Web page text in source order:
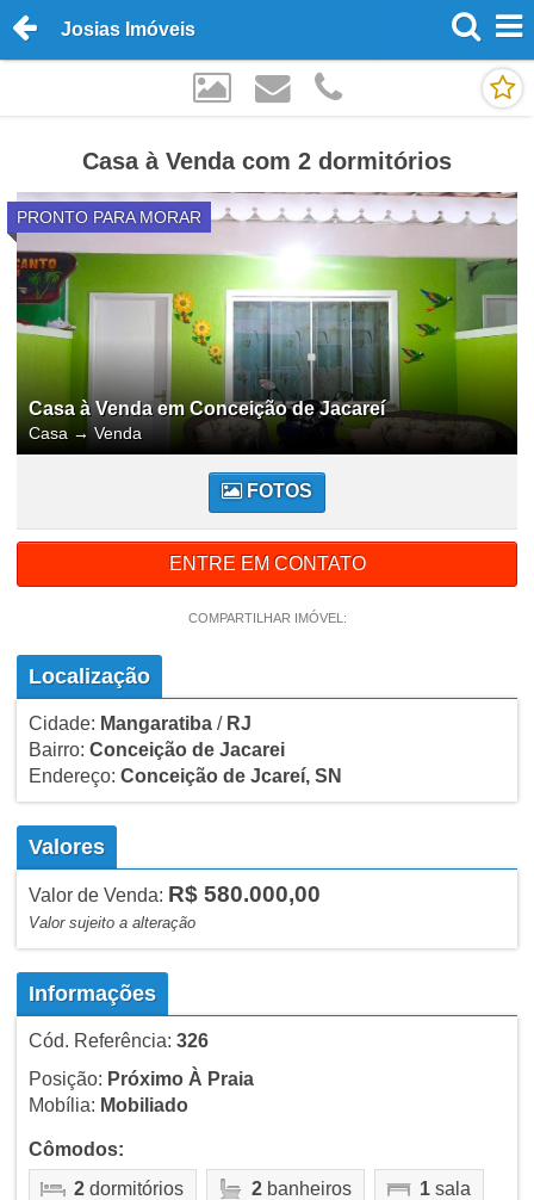
Josias Imóveis
Casa à Venda com 2 dormitórios
PRONTO PARA MORAR
Casa à Venda em Conceição de Jacareí
Casa → Venda
FOTOS
ENTRE EM CONTATO
COMPARTILHAR IMÓVEL:
Localização
Cidade: Mangaratiba/ RJ
Bairro: Conceição de Jacarei
Endereço: Conceição de Jcareí, SN
Valores
Valor de Venda: R$ 580.000,00
Valor sujeito a alteração
Informações
Cód. Referência: 326
Posição: Próximo À Praia
Mobília: Mobiliado
Cômodos:
2dormitórios 2banheiros 1sala